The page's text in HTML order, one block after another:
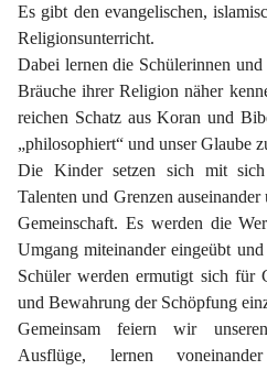
Es gibt den evangelischen,
Religionsunterricht.
Dabei lernen die Schülerinnen und
Bräuche ihrer Religion näher
reichen Schatz aus Koran und
„philosophiert“ und unser Glaube
Die Kinder setzen sich mit sich
Talenten und Grenzen
Gemeinschaft. Es werden die
Umgang miteinander eingeübt
Schüler werden ermutigt sich für
und Bewahrung der Schöpfung
Gemeinsam feiern wir
Ausflüge, lernen